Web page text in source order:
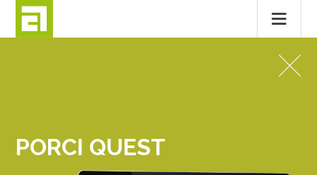
PORCI QUEST